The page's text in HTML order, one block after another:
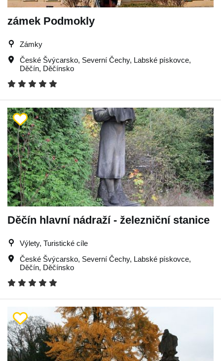
zámek Podmokly
Zámky
České Švýcarsko, Severní Čechy, Labské pískovce,
Děčín, Děčínsko
Děčín hlavní nádraží - železniční stanice
Výlety, Turistické cíle
České Švýcarsko, Severní Čechy, Labské pískovce,
Děčín, Děčínsko